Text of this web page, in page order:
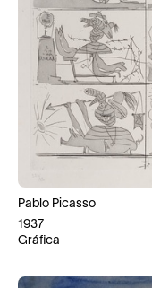
Pablo Picasso
1937
Gráfica